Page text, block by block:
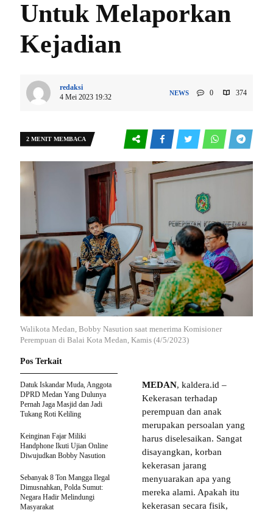
Untuk Melaporkan
Kejadian
redaksi
4 Mei 2023 19:32
NEWS 0 374
2 MENIT MEMBACA
Walikota Medan, Bobby Nasution saat menerima Komisioner
Perempuan di Balai Kota Medan, Kamis (4/5/2023)
MEDAN, kaldera.id –
Kekerasan terhadap
perempuan dan anak
merupakan persoalan yang
harus diselesaikan. Sangat
disayangkan, korban
kekerasan jarang
menyuarakan apa yang
mereka alami. Apakah itu
kekerasan secara fisik,
Pos Terkait
Datuk Iskandar Muda, Anggota
DPRD Medan Yang Dulunya
Pernah Jaga Masjid dan Jadi
Tukang Roti Keliling
Keinginan Fajar Miliki
Handphone Ikuti Ujian Online
Diwujudkan Bobby Nasution
Sebanyak 8 Ton Mangga Ilegal
Dimusnahkan, Polda Sumut:
Negara Hadir Melindungi
Masyarakat